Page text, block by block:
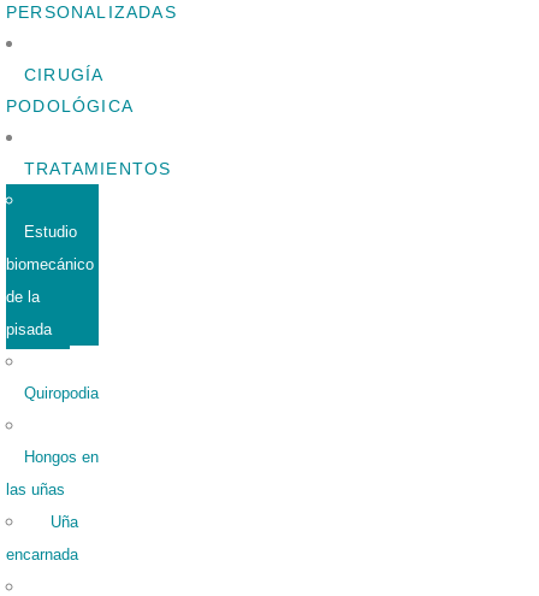
PERSONALIZADAS
CIRUGÍA
PODOLÓGICA
TRATAMIENTOS
Estudio
biomecánico
de la
pisada
Quiropodia
Hongos en
las uñas
Uña
encarnada